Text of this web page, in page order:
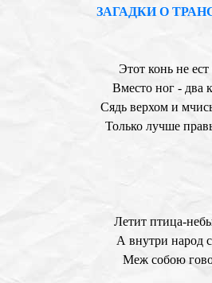
ЗАГАДКИ О
Этот конь не ест
Вместо ног - два
Сядь верхом и
Только лучше
Летит птица-
А внутри народ
Меж собою